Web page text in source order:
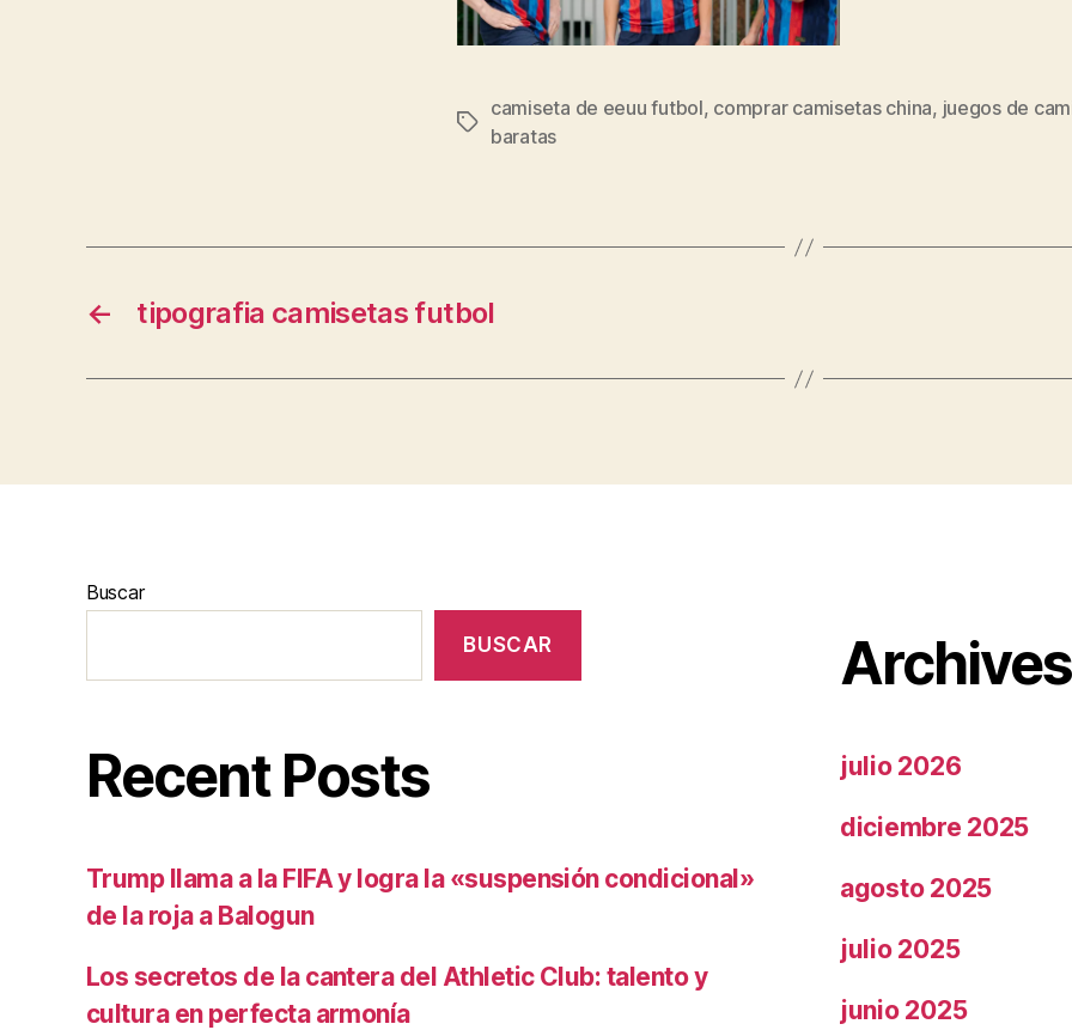
Etiquetas
camiseta de eeuu futbol, comprar camisetas china, juegos de
baratas
← tipografia camisetas futbol
Buscar
BUSCAR
Recent Posts
Trump llama a la FIFA y logra la «suspensión condicional»
de la roja a Balogun
Los secretos de la cantera del Athletic Club: talento y
cultura en perfecta armonía
Archives
julio 2026
diciembre 2025
agosto 2025
julio 2025
junio 2025